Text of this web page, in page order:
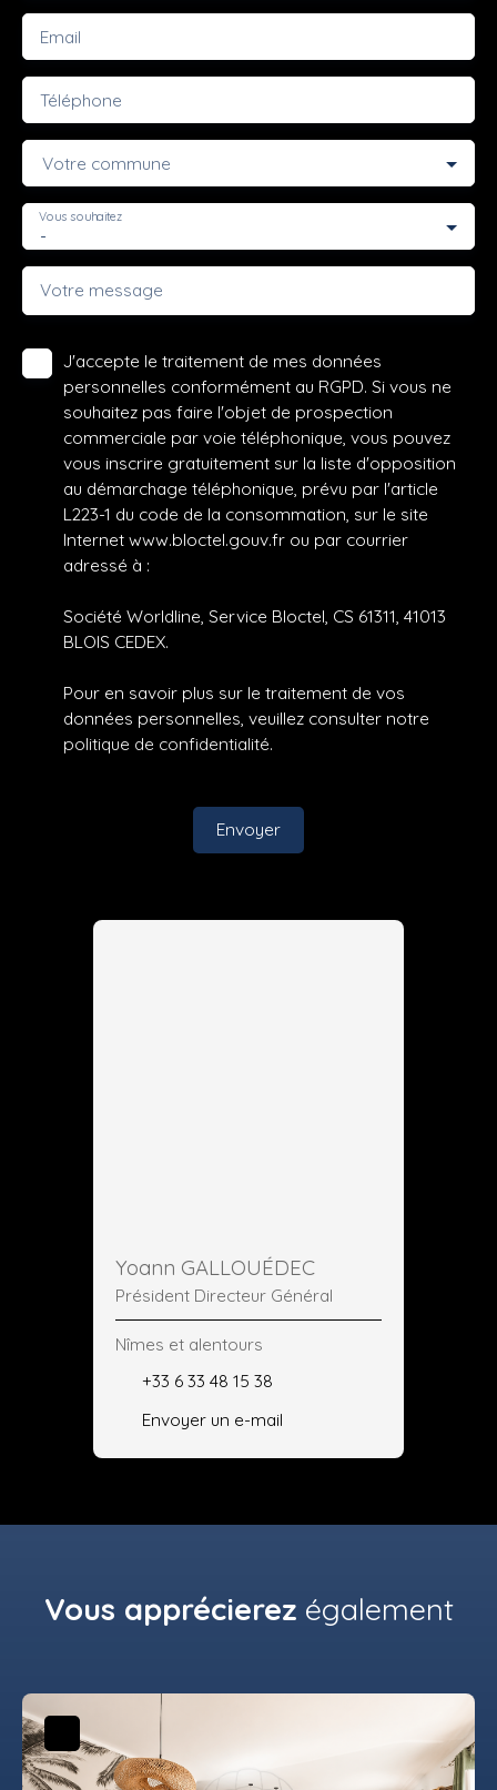
Email
Téléphone
Votre commune
-
Vous souhaitez
Votre message
J'accepte le traitement de mes données
personnelles conformément au RGPD. Si vous ne
souhaitez pas faire l'objet de prospection
commerciale par voie téléphonique, vous pouvez
vous inscrire gratuitement sur la liste d'opposition
au démarchage téléphonique, prévu par l'article
L223-1 du code de la consommation, sur le site
Internet www.bloctel.gouv.fr ou par courrier
adressé à :
Société Worldline, Service Bloctel, CS 61311, 41013
BLOIS CEDEX.
Pour en savoir plus sur le traitement de vos
données personnelles, veuillez consulter notre
politique de confidentialité.
Envoyer
Yoann GALLOUÉDEC
Président Directeur Général
Nîmes et alentours
+33 6 33 48 15 38
Envoyer un e-mail
Vous apprécierez également